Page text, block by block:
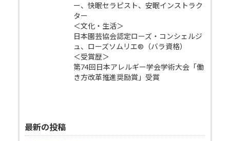
ー、快眠セラピスト、安眠インストラク
ター
＜文化・生活＞
日本園芸協会認定ローズ・コンシェルジ
ュ、ローズソムリエ®（バラ資格）
＜受賞歴＞
第74回日本アレルギー学会学術大会「働
き方改革推進奨励賞」受賞
最新の投稿